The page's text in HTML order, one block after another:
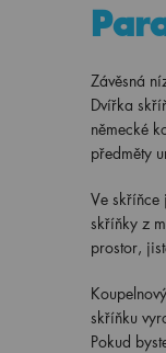
Závěsná
Dvířka
německé
předměty
Ve skříňce
skříňky z
prostor,
skříňku
Pokud